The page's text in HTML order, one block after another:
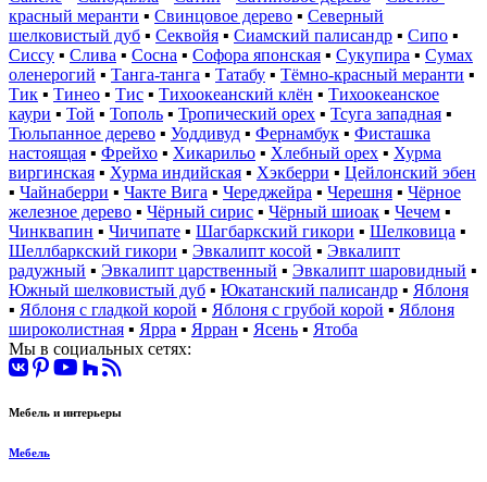
красный меранти ▪ Свинцовое дерево ▪ Северный
шелковистый дуб ▪ Секвойя ▪ Сиамский палисандр ▪ Сипо ▪
Сиссу ▪ Слива ▪ Сосна ▪ Софора японская ▪ Сукупира ▪ Сумах
оленерогий ▪ Танга-танга ▪ Татабу ▪ Тёмно-красный меранти ▪
Тик ▪ Тинео ▪ Тис ▪ Тихоокеанский клён ▪ Тихоокеанское
каури ▪ Той ▪ Тополь ▪ Тропический орех ▪ Тсуга западная ▪
Тюльпанное дерево ▪ Уоддивуд ▪ Фернамбук ▪ Фисташка
настоящая ▪ Фрейхо ▪ Хикарильо ▪ Хлебный орех ▪ Хурма
виргинская ▪ Хурма индийская ▪ Хэкберри ▪ Цейлонский эбен
▪ Чайнаберри ▪ Чакте Вига ▪ Череджейра ▪ Черешня ▪ Чёрное
железное дерево ▪ Чёрный сирис ▪ Чёрный шиоак ▪ Чечем ▪
Чинквапин ▪ Чичипате ▪ Шагбаркский гикори ▪ Шелковица ▪
Шеллбаркский гикори ▪ Эвкалипт косой ▪ Эвкалипт
радужный ▪ Эвкалипт царственный ▪ Эвкалипт шаровидный ▪
Южный шелковистый дуб ▪ Юкатанский палисандр ▪ Яблоня
▪ Яблоня с гладкой корой ▪ Яблоня с грубой корой ▪ Яблоня
широколистная ▪ Ярра ▪ Ярран ▪ Ясень ▪ Ятоба
Мы в социальных сетях:
Мебель и интерьеры
Мебель